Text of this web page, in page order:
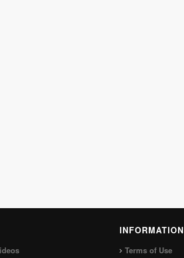
INFORMATION
Terms of Use